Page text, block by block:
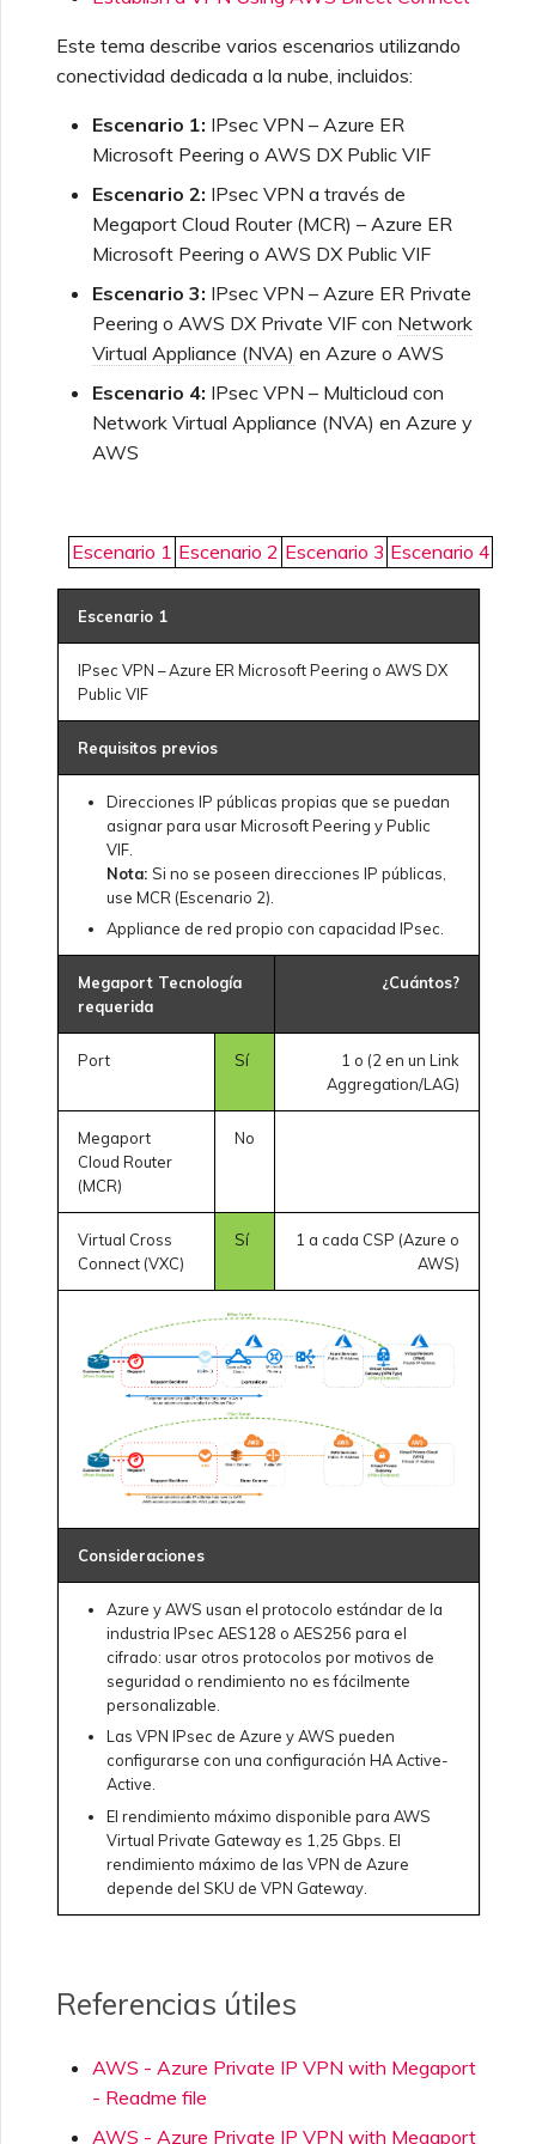
Especificaciones técnicas
Límites y cuotas
Connect
VMware Cloud
OVHcloud
Conexiones MCR con
Salesforce
SAP HANA Enterprise
Cloud
nubes privadas
Terminar un MCR
Check Point CloudGuard
Cisco
Fortinet FortiGate
Palo Alto Networks
Peplink FusionHub
VMware SD-WAN
Preguntas frecuentes de
Monitorear eventos de
mantenimiento e
interrupciones
Bloquear servicios de
Megaport
Carta de Autorización de
Megaport
Facturación de VXC,
Megaport Internet e IX
desde MCR
Crear un VXC hacia AWS
desde MVE
Cambiar la configuración
de un IX
Mover un VXC e IX
Apagar un VXC e IX
Monitoreo de estado de
servicios
Configurar OpenMetrics
para monitoreo de
Campos de respuesta de
la API de Service Key de
Azure
Pruebas en el entorno de
Responsabilidades de
seguridad del cliente
Preguntas frecuentes de
autenticación del Portal de
Megaport
Preguntas frecuentes sobre
la desaprobación de X-
Preguntas frecuentes sobre
la desaprobación de API
Funciones e instrucciones
de uso de SSO
Preguntas frecuentes de
Próximos pasos de
resolución de problemas
Proporcionar información
de depuración para
soporte más rápido
Este tema describe varios escenarios utilizando
conectividad dedicada a la nube, incluidos:
Escenario 1: IPsec VPN – Azure ER
Microsoft Peering o AWS DX Public VIF
Escenario 2: IPsec VPN a través de
Megaport Cloud Router (MCR) – Azure ER
Microsoft Peering o AWS DX Public VIF
Escenario 3: IPsec VPN – Azure ER Private
Peering o AWS DX Private VIF con Network
Virtual Appliance (NVA) en Azure o AWS
Escenario 4: IPsec VPN – Multicloud con
Network Virtual Appliance (NVA) en Azure y
AWS
Escenario 1 Escenario 2 Escenario 3 Escenario 4
Escenario 1
IPsec VPN – Azure ER Microsoft Peering o AWS DX
Public VIF
Requisitos previos
Direcciones IP públicas propias que se puedan
asignar para usar Microsoft Peering y Public
VIF.
Nota: Si no se poseen direcciones IP públicas,
use MCR (Escenario 2).
Appliance de red propio con capacidad IPsec.
Megaport Tecnología
requerida
¿Cuántos?
Port Sí
1 o (2 en un Link
Aggregation/LAG)
Megaport
Cloud Router
(MCR)
No
Virtual Cross
Connect (VXC)
Sí
1 a cada CSP (Azure o
AWS)
Consideraciones
Azure y AWS usan el protocolo estándar de la
industria IPsec AES128 o AES256 para el
cifrado: usar otros protocolos por motivos de
seguridad o rendimiento no es fácilmente
personalizable.
Las VPN IPsec de Azure y AWS pueden
configurarse con una configuración HA Active-
Active.
El rendimiento máximo disponible para AWS
Virtual Private Gateway es 1,25 Gbps. El
rendimiento máximo de las VPN de Azure
depende del SKU de VPN Gateway.
Referencias útiles
AWS - Azure Private IP VPN with Megaport
- Readme file
AWS - Azure Private IP VPN with Megaport